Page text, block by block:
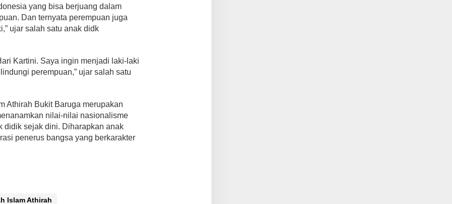
yang bisa berjuang dalam
Dan ternyata perempuan juga
ujar salah satu anak didk
Kartini. Saya ingin menjadi laki-laki
perempuan,” ujar salah satu
Athirah Bukit Baruga merupakan
nilai-nilai nasionalisme
didik sejak dini. Diharapkan anak
penerus bangsa yang berkarakter
Islam Athirah